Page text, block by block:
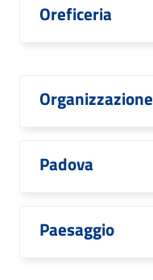
Oreficeria
Organizzazione
Padova
Paesaggio